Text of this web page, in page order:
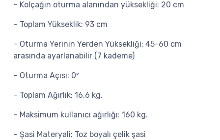
– Kolçağın oturma alanından yüksekliği: 20 cm
– Toplam Yükseklik: 93 cm
– Oturma Yerinin Yerden Yüksekliği: 45-60 cm
arasında ayarlanabilir (7 kademe)
– Oturma Açısı: 0º
– Toplam Ağırlık: 16.6 kg.
– Maksimum kullanıcı ağırlığı: 160 kg.
– Şasi Materyali: Toz boyalı çelik şasi